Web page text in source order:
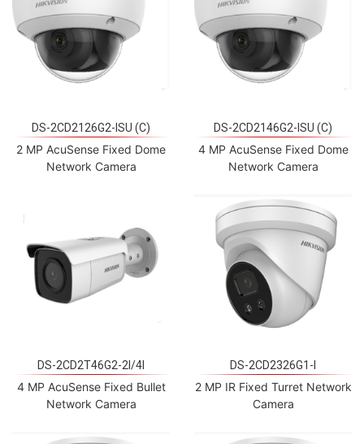
DS-2CD2126G2-ISU (C)
2 MP AcuSense Fixed Dome
Network Camera
DS-2CD2146G2-ISU (C)
4 MP AcuSense Fixed Dome
Network Camera
DS-2CD2T46G2-2I/4I
4 MP AcuSense Fixed Bullet
Network Camera
DS-2CD2326G1-I
2 MP IR Fixed Turret Network
Camera